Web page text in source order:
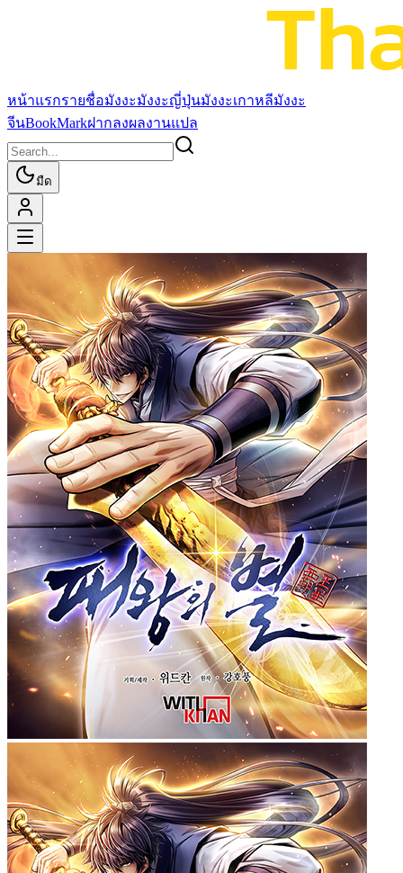
หน้าแรกรายชื่อมังงะมังงะญี่ปุ่นมังงะเกาหลีมังงะ
จีนBookMarkฝากลงผลงานแปล
มืด